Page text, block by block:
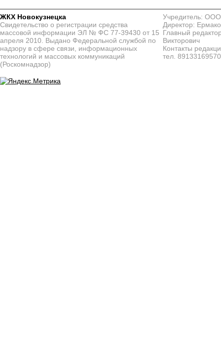
ЖКХ Новокузнецка
Свидетельство о регистрации средства
массовой информации ЭЛ № ФС 77-39430 от 15
апреля 2010. Выдано Федеральной службой по
надзору в сфере связи, информационных
технологий и массовых коммуникаций
(Роскомнадзор)
Учредитель:
Директор:
Главный
Викторович
Контакты
тел. 89133169570